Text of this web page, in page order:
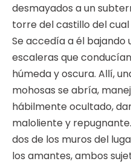
desmayados a un
torre del castillo del
Se accedía a él bajando
escaleras que
húmeda y oscura. Allí,
mohosas se abría,
hábilmente ocultado,
maloliente y
dos de los muros del
los amantes, ambos